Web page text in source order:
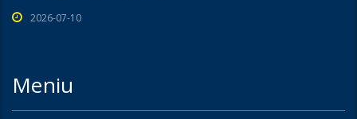
2026-07-10
Meniu